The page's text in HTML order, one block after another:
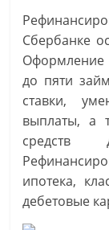
Сбербанке
Оформление
до пяти
ставки,
выплаты, а
средств
ипотека,
дебетовые